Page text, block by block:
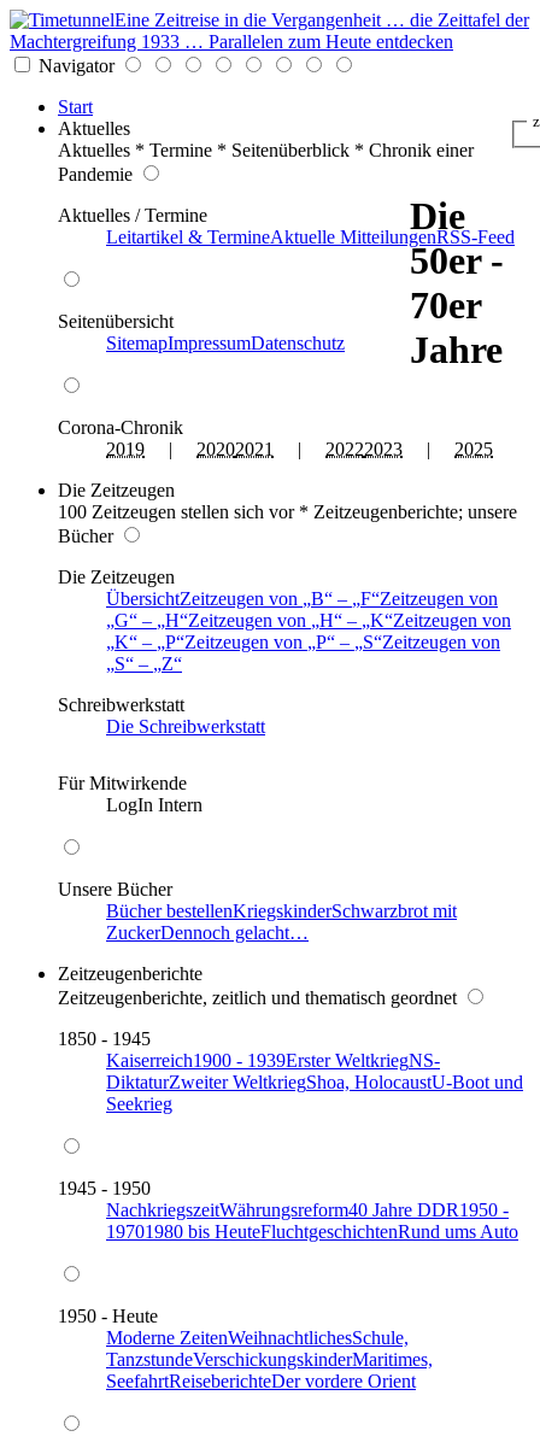
Eine Zeitreise in die Vergangenheit … die Zeittafel der
Machtergreifung 1933 … Parallelen zum Heute entdecken
Navigator
Start
Aktuelles
Aktuelles * Termine * Seitenüberblick * Chronik einer
Pandemie
Aktuelles / Termine
Leitartikel & TermineAktuelle MitteilungenRSS-Feed
Seitenübersicht
SitemapImpressumDatenschutz
Corona-Chronik
2019 | 20202021 | 20222023 | 2025
Die Zeitzeugen
100 Zeitzeugen stellen sich vor * Zeitzeugenberichte; unsere
Bücher
Die Zeitzeugen
ÜbersichtZeitzeugen von B – F Zeitzeugen von
G
– H Zeitzeugen von H – K Zeitzeugen von
K
– P Zeitzeugen von P – S Zeitzeugen von
S
–
Z
Schreibwerkstatt
Die Schreibwerkstatt
Für Mitwirkende
LogIn Intern
Unsere Bücher
Bücher bestellenKriegskinderSchwarzbrot mit
ZuckerDennoch gelacht…
Zeitzeugenberichte
Zeitzeugenberichte, zeitlich und thematisch geordnet
1850 - 1945
Kaiserreich1900 - 1939Erster WeltkriegNS-
DiktaturZweiter WeltkriegShoa, HolocaustU-Boot und
Seekrieg
1945 - 1950
NachkriegszeitWährungsreform40 Jahre DDR1950 -
19701980 bis HeuteFluchtgeschichtenRund ums Auto
1950 - Heute
Moderne ZeitenWeihnachtlichesSchule,
TanzstundeVerschickungskinderMaritimes,
SeefahrtReiseberichteDer vordere Orient
Die
50er -
70er
Jahre